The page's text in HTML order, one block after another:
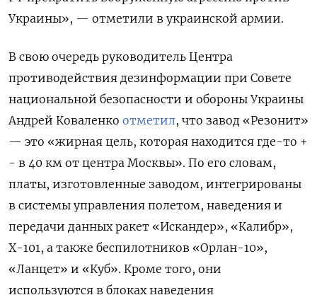
Украины», — отметили в украинской армии.
В свою очередь руководитель Центра
противодействия дезинформации при Совете
национальной безопасности и обороны Украины
Андрей Коваленко отметил, что завод «Резонит»
— это «жирная цель, которая находится где-то +
- в 40 км от центра Москвы». По его словам,
платы, изготовленные заводом, интегрированы
в системы управления полетом, наведения и
передачи данных ракет «Искандер», «Калибр»,
Х-101, а также беспилотников «Орлан-10»,
«Ланцет» и «Куб». Кроме того, они
используются в блоках наведения